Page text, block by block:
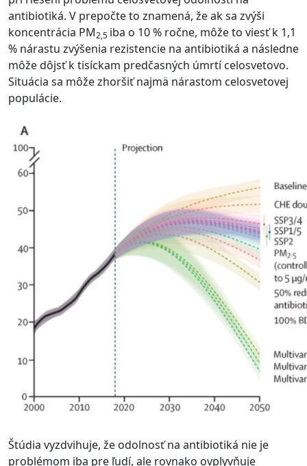
antibiotiká. V prepočte to znamená, že ak sa zvýši
koncentrácia PM2,5 iba o 10 % ročne, môže to viesť k 1,1
% nárastu zvýšenia rezistencie na antibiotiká a následne
môže dôjsť k tisíckam predčasných úmrtí celosvetovo.
Situácia sa môže zhoršiť najmä nárastom celosvetovej
populácie.
Štúdia vyzdvihuje, že odolnosť na antibiotiká nie je
problémom iba pre ľudí, ale rovnako ovplyvňuje